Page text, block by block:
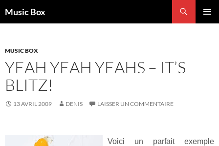
auMusic Box
MUSIC BOX
YEAH YEAH YEAHS – IT’S
BLITZ!
13 AVRIL 2009 DENIS LAISSER UN COMMENTAIRE
Voici un parfait exemple